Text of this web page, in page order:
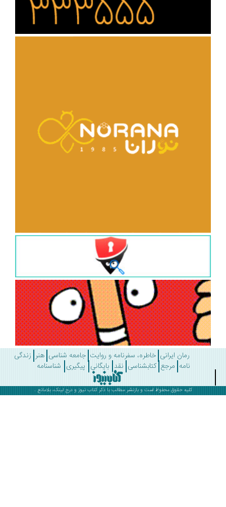
رمان ایرانی خاطره، سفرنامه و روایت جامعه شناسی هنر زندگی
مرجع کتابشناسی نقد بایگانی پیگیری شناسنامه
کلیه حقوق محفوظ است و بازنشر مطالب با ذکرکتاب نیوز و درج لینک، بلامانع .